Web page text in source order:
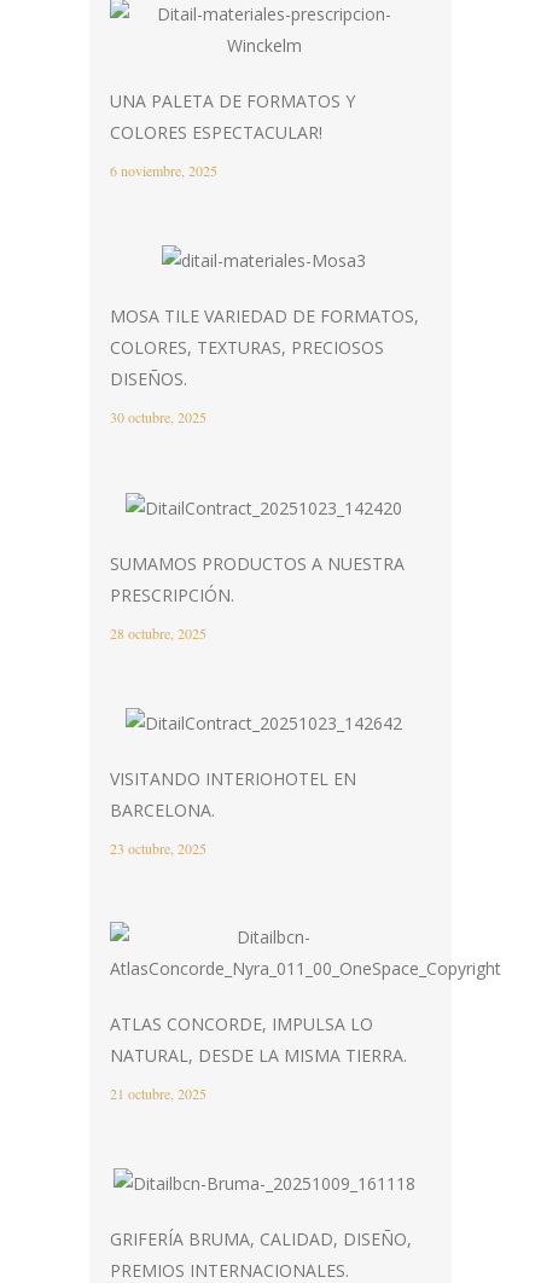
UNA PALETA DE FORMATOS Y
COLORES ESPECTACULAR!
6 noviembre, 2025
MOSA TILE VARIEDAD DE FORMATOS,
COLORES, TEXTURAS, PRECIOSOS
DISEÑOS.
30 octubre, 2025
SUMAMOS PRODUCTOS A NUESTRA
PRESCRIPCIÓN.
28 octubre, 2025
VISITANDO INTERIOHOTEL EN
BARCELONA.
23 octubre, 2025
ATLAS CONCORDE, IMPULSA LO
NATURAL, DESDE LA MISMA TIERRA.
21 octubre, 2025
GRIFERÍA BRUMA, CALIDAD, DISEÑO,
PREMIOS INTERNACIONALES.